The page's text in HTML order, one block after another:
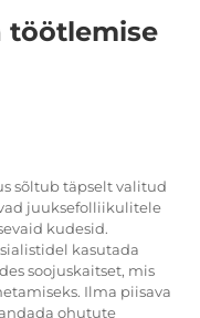
töötlemise
sõltub täpselt valitud
juuksefolliikulitele
kudesid.
kasutada
soojuskaitset, mis
Ilma piisava
ohutute